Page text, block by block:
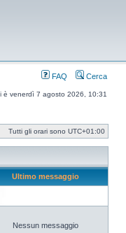
FAQ Cerca
è venerdì 7 agosto 2026, 10:31
Tutti gli orari sono UTC+01:00
Ultimo messaggio
Nessun messaggio